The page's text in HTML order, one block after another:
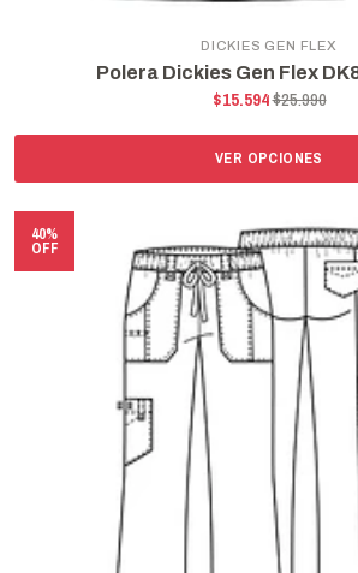
DICKIES GEN FLEX
Polera Dickies Gen Flex
$15.594$25.990
VER OPCIONES
40%
OFF